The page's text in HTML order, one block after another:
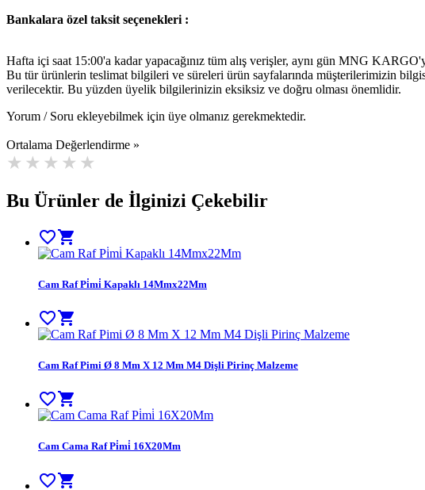
Bankalara özel taksit seçenekleri :
Hafta içi saat 15:00'a kadar yapacağınız tüm alış verişler, aynı gün MNG
Bu tür ürünlerin teslimat bilgileri ve süreleri ürün sayfalarında müşterilerimizin
verilecektir. Bu yüzden üyelik bilgilerinizin eksiksiz ve doğru olması önemlidir.
Yorum / Soru ekleyebilmek için üye olmanız gerekmektedir.
Ortalama Değerlendirme »
Bu Ürünler de İlginizi Çekebilir
favorite_bordershopping_cart
Cam Raf Pi̇mi̇ Kapaklı 14Mmx22Mm
favorite_bordershopping_cart
Cam Raf Pimi Ø 8 Mm X 12 Mm M4 Dişli Pirinç Malzeme
favorite_bordershopping_cart
Cam Cama Raf Pi̇mi̇ 16X20Mm
favorite_bordershopping_cart